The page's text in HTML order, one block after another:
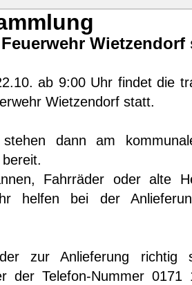
Feuerwehr
ab 9:00 Uhr findet die
Wietzendorf statt.
dann am
Fahrräder oder alte
helfen bei der
zur Anlieferung richtig
der Telefon-Nummer 0171